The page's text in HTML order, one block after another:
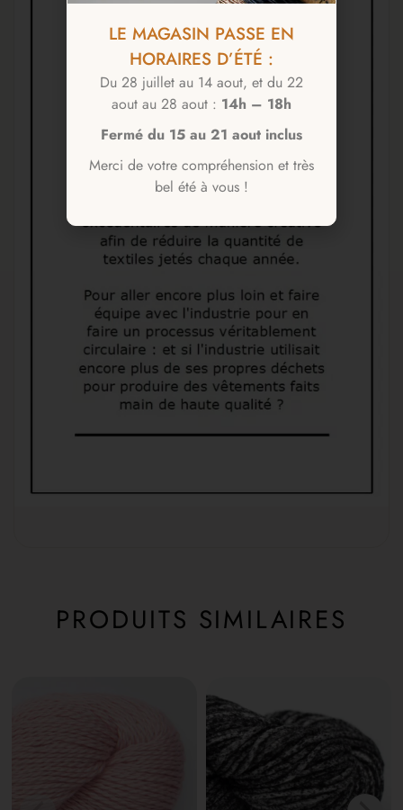
PRODUITS SIMILAIRES
LE MAGASIN PASSE EN
HORAIRES D’ÉTÉ :
Du 28 juillet au 14 aout, et du 22
aout au 28 aout : 14h – 18h
Fermé du 15 au 21 aout inclus
Merci de votre compréhension et très
bel été à vous !